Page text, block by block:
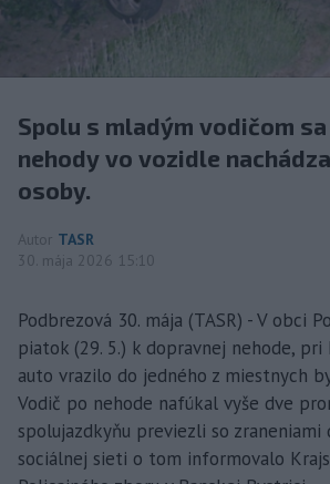
Spolu s mladým vodičom
nehody vo vozidle
osoby.
Autor TASR
30. mája 2026 15:10
Podbrezová 30. mája (TASR) - V obci
piatok (29. 5.) k dopravnej nehode,
auto vrazilo do jedného z miestnych
Vodič po nehode nafúkal vyše dve
spolujazdkyňu previezli so zraneniami
sociálnej sieti o tom informovalo